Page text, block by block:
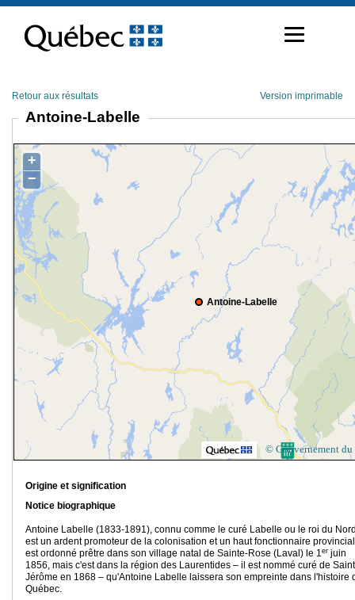
contenu
Retour aux résultats Version imprimable
Antoine-Labelle
Antoine-Labelle
+
−
© Gouvernement du
Origine et signification
Notice biographique
Antoine Labelle (1833-1891), connu comme le curé Labelle ou le roi du
est un ardent promoteur de la colonisation et un haut fonctionnaire
est ordonné prêtre dans son village natal de Sainte-Rose (Laval) le 1er juin
1856, mais c'est dans la région des Laurentides – il est nommé curé de
Jérôme en 1868 – qu'Antoine Labelle laissera son empreinte dans l'histoire
Québec.